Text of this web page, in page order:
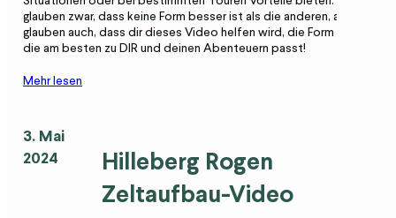
glauben zwar, dass keine Form besser ist als die anderen, aber wir
glauben auch, dass dir dieses Video helfen wird, die Form zu finden,
die am besten zu DIR und deinen Abenteuern passt!
Mehr lesen
3. Mai
2024
Hilleberg Rogen
Zeltaufbau-Video